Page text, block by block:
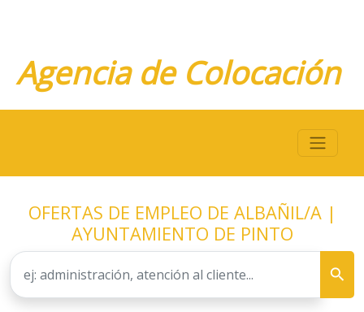
Agencia de Colocación
OFERTAS DE EMPLEO DE ALBAÑIL/A |
AYUNTAMIENTO DE PINTO